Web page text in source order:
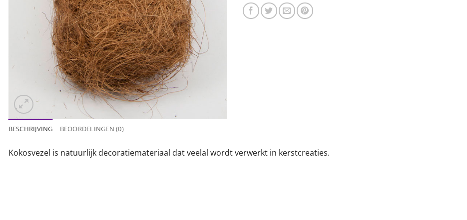
BESCHRIJVING BEOORDELINGEN (0)
Kokosvezel is natuurlijk decoratiemateriaal dat veelal wordt verwerkt in kerstcreaties.